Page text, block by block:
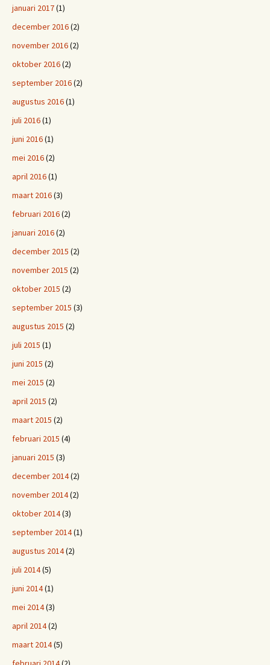
januari 2017(1)
december 2016(2)
november 2016(2)
oktober 2016(2)
september 2016(2)
augustus 2016(1)
juli 2016(1)
juni 2016(1)
mei 2016(2)
april 2016(1)
maart 2016(3)
februari 2016(2)
januari 2016(2)
december 2015 (2)
november 2015 (2)
oktober 2015 (2)
september 2015 (3)
augustus 2015 (2)
juli 2015 (1)
juni 2015 (2)
mei 2015 (2)
april 2015 (2)
maart 2015 (2)
februari 2015 (4)
januari 2015 (3)
december 2014(2)
november 2014(2)
oktober 2014(3)
september 2014(1)
augustus 2014(2)
juli 2014(5)
juni 2014(1)
mei 2014(3)
april 2014(2)
maart 2014(5)